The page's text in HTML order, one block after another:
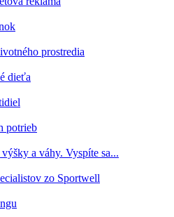
prostredia
dieťa
potrieb
a váhy. Vyspíte sa...
zo Sportwell